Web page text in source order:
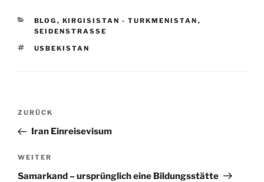
KATEGORIEN
BLOG , KIRGISISTAN - TURKMENISTAN ,
SEIDENSTRASSE
SCHLAGWÖRTER
USBEKISTAN
Beitragsnavigation
Vorheriger
Beitrag
ZURÜCK
Iran Einreisevisum
Nächster
Beitrag
WEITER
Samarkand – ursprünglich eine Bildungsstätte